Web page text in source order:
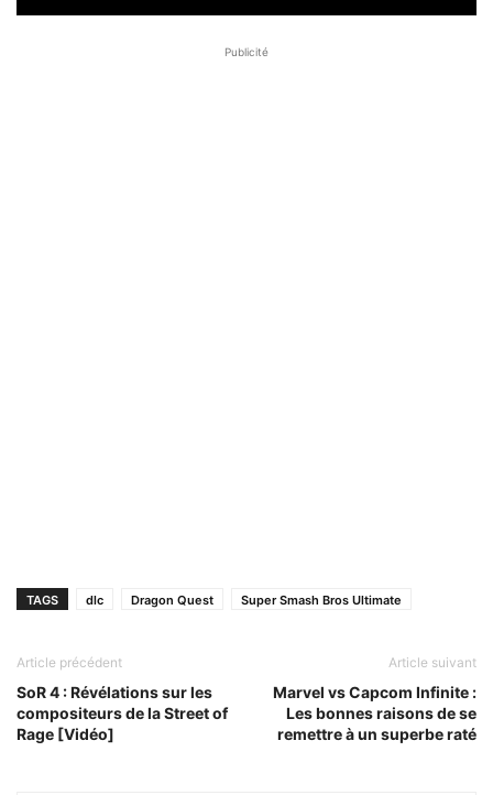
Publicité
TAGS dlc Dragon Quest Super Smash Bros Ultimate
Article précédent
SoR 4 : Révélations sur les
compositeurs de la Street of
Rage [Vidéo]
Article suivant
Marvel vs Capcom Infinite :
Les bonnes raisons de se
remettre à un superbe raté